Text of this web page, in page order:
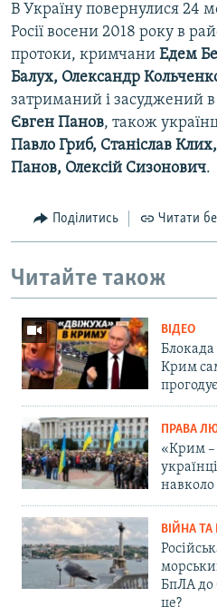
В Україну повернулися 24
Росії восени 2018 року в
протоки, кримчани Едем
Балух, Олександр
затриманий і засуджений
Євген Панов, також
Павло Гриб, Станіслав
Панов, Олексій Сизонович.
Поділитись Читати
Читайте також
ВІДЕО
Блокада
Крим
ПРАВА
«Крим –
навколо
ВІЙНА
БпЛА до
це?